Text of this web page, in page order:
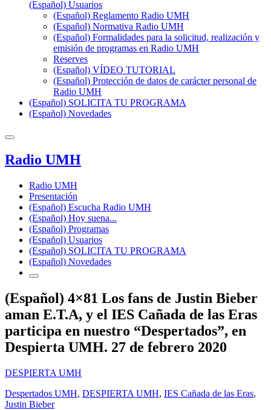
(Español) Usuarios
(Español) Reglamento Radio UMH
(Español) Normativa Radio UMH
(Español) Formalidades para la solicitud, realización y
emisión de programas en Radio UMH
Reserves
(Español) VÍDEO TUTORIAL
(Español) Protección de datos de carácter personal de
Radio UMH
(Español) SOLICITA TU PROGRAMA
(Español) Novedades
Radio UMH
Radio UMH
Presentación
(Español) Escucha Radio UMH
(Español) Hoy suena...
(Español) Programas
(Español) Usuarios
(Español) SOLICITA TU PROGRAMA
(Español) Novedades
(Español) 4×81 Los fans de Justin Bieber
aman E.T.A, y el IES Cañada de las Eras
participa en nuestro “Despertados”, en
Despierta UMH. 27 de febrero 2020
DESPIERTA UMH
Despertados UMH, DESPIERTA UMH, IES Cañada de las Eras,
Justin Bieber